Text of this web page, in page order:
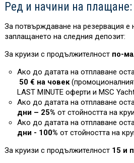
Ред и начини на плащане:
За потвърждаване на резервация е
заплащането на следния депозит:
За круизи с продължителност по-
Ако до датата на отплаване
50 € на човек
LAST MINUTE оферти и MSC
Ако до датата на отплаване
дни – 25% от стойността на
Ако до датата на отплаване
дни - 100% от стойността на
За круизи с продължителност 15 и